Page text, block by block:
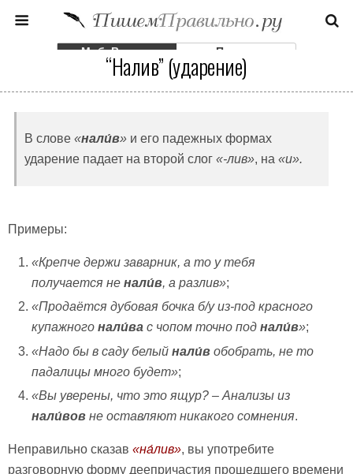
Моб. Версия Полная
“Налив” (ударение)
В слове «нали́в» и его падежных формах
ударение падает на второй слог «-лив», на «и».
Примеры:
«Крепче держи заварник, а то у тебя
получается ненали́в, а разлив»;
«Продаётся дубовая бочка б/у из-под красного
купажногонали́ва с чопом точно поднали́в»;
«Надо бы в саду белыйнали́в обобрать, не то
падалицы много будет»;
«Вы уверены, что это ящур? – Анализы из
нали́вов не оставляют никакого сомнения.
Неправильно сказав «на́лив», вы употребите
разговорную форму деепричастия прошедшего времени